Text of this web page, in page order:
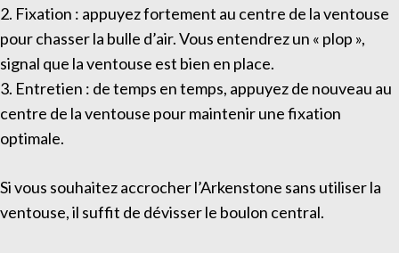
2. Fixation : appuyez fortement au centre de la ventouse
pour chasser la bulle d’air. Vous entendrez un « plop »,
signal que la ventouse est bien en place.
3. Entretien : de temps en temps, appuyez de nouveau au
centre de la ventouse pour maintenir une fixation
optimale.
Si vous souhaitez accrocher l’Arkenstone sans utiliser la
ventouse, il suffit de dévisser le boulon central.